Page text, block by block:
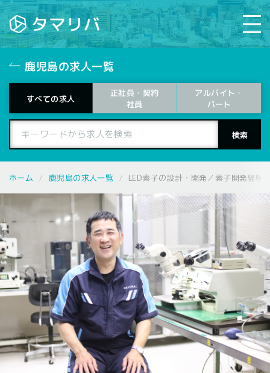
鹿児島の求人一覧
すべての求人 正社員・契約
社員
アルバイト・
パート
ホーム 鹿児島の求人一覧 LED素子の設計・開発／素子開発経験